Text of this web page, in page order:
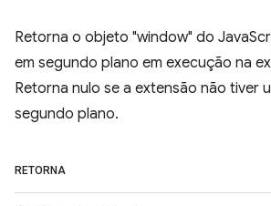
Retorna o objeto "window" do
em segundo plano em execução na
Retorna nulo se a extensão não tiver
segundo plano.
RETORNA